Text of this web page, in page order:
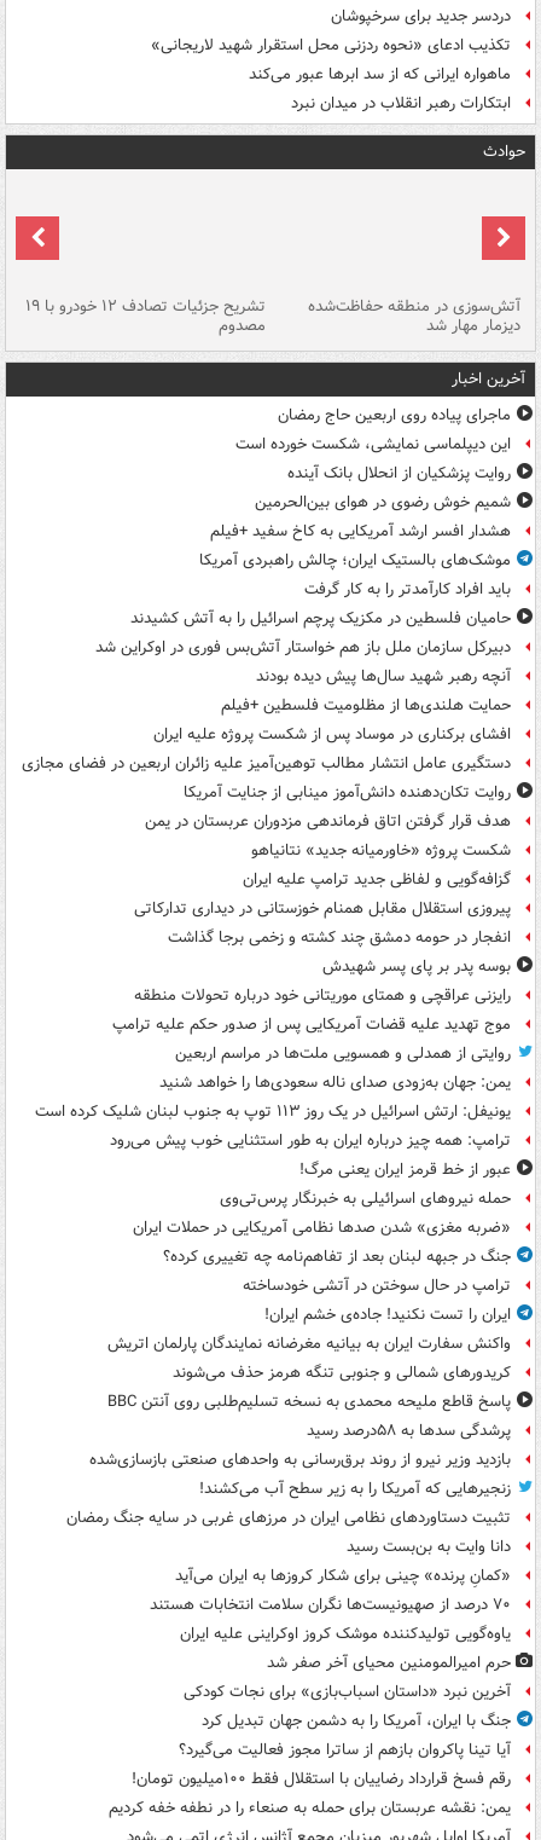
دردسر جدید برای سرخپوشان
تکذیب ادعای «نحوه ردزنی محل استقرار شهید لاریجانی»
ماهواره ایرانی که از سد ابرها عبور می‌کند
ابتکارات رهبر انقلاب در میدان نبرد
حوادث
آتش‌سوزی در منطقه حفاظت‌شده
دیزمار مهار شد
تشریح جزئیات تصادف ۱۲ خودرو با ۱۹
مصدوم
آخرین اخبار
ماجرای پیاده روی اربعین حاج رمضان
این دیپلماسی نمایشی، شکست خورده است
روایت پزشکیان از انحلال بانک آینده
شمیم خوش رضوی در هوای بین‌الحرمین
هشدار افسر ارشد آمریکایی به کاخ سفید +فیلم
موشک‌های بالستیک ایران؛ چالش راهبردی آمریکا
باید افراد کارآمدتر را به کار گرفت
حامیان فلسطین در مکزیک پرچم اسرائیل را به آتش کشیدند
دبیرکل سازمان ملل باز هم خواستار آتش‌بس فوری در اوکراین شد
آنچه رهبر شهید سال‌ها پیش دیده بودند
حمایت هلندی‌ها از مظلومیت فلسطین +فیلم
افشای برکناری در موساد پس از شکست پروژه علیه ایران
دستگیری عامل انتشار مطالب توهین‌آمیز علیه زائران اربعین در فضای مجازی
روایت تکان‌دهنده دانش‌آموز مینابی از جنایت آمریکا
هدف قرار گرفتن اتاق‌ فرماندهی مزدوران عربستان در یمن
شکست پروژه «خاورمیانه جدید» نتانیاهو
گزافه‌گویی و لفاظی جدید ترامپ علیه ایران
پیروزی استقلال مقابل همنام خوزستانی در دیداری تدارکاتی
انفجار در حومه دمشق چند کشته و زخمی برجا گذاشت
بوسه‌ پدر بر پای پسر شهیدش
رایزنی عراقچی و همتای موریتانی خود درباره تحولات منطقه
موج تهدید علیه قضات آمریکایی پس از صدور حکم علیه ترامپ
روایتی از همدلی و همسویی ملت‌ها در مراسم اربعین
یمن: جهان به‌زودی صدای ناله سعودی‌ها را خواهد شنید
یونیفل: ارتش اسرائیل در یک روز ۱۱۳ توپ به جنوب لبنان شلیک کرده است
ترامپ: همه چیز درباره ایران به طور استثنایی خوب پیش می‌رود
عبور از خط قرمز ایران یعنی مرگ!
حمله نیروهای اسرائیلی به خبرنگار پرس‌تی‌وی
«ضربه مغزی» شدن صدها نظامی آمریکایی در حملات ایران
جنگ در جبهه لبنان بعد از تفاهم‌نامه چه تغییری کرده؟
ترامپ در حال سوختن در آتشی خودساخته
ایران را تست نکنید! جاده‌ی خشم ایران!
واکنش سفارت ایران به بیانیه مغرضانه نمایندگان پارلمان اتریش
کریدورهای شمالی و جنوبی تنگه هرمز حذف می‌شوند
پاسخ قاطع ملیحه محمدی به نسخه تسلیم‌طلبی روی آنتن BBC
پرشدگی سدها به ۵۸درصد رسید
بازدید وزیر نیرو از روند برق‌رسانی به واحدهای صنعتی بازسازی‌شده
زنجیرهایی که آمریکا را به زیر سطح آب می‌کشند!
تثبیت دستاوردهای نظامی ایران در مرزهای غربی در سایه جنگ رمضان
دانا وایت به بن‌بست رسید
«کمانِ پرنده» چینی برای شکار کروزها به ایران می‌آید
۷۰ درصد از صهیونیست‌ها نگران سلامت انتخابات هستند
یاوه‌گویی تولیدکننده موشک کروز اوکراینی علیه ایران
حرم امیرالمومنین محیای آخر صفر شد
آخرین نبرد «داستان اسباب‌بازی» برای نجات کودکی
جنگ با ایران، آمریکا را به دشمن جهان تبدیل کرد
آیا تینا پاکروان بازهم از ساترا مجوز فعالیت می‌گیرد؟
رقم فسخ قرارداد رضاییان با استقلال فقط ۱۰۰میلیون تومان!
یمن: نقشه عربستان برای حمله به صنعاء را در نطفه خفه کردیم